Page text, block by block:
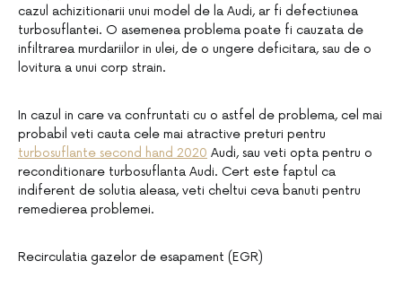
cazul achizitionarii unui model de la Audi, ar fi defectiunea
turbosuflantei. O asemenea problema poate fi cauzata de
infiltrarea murdariilor in ulei, de o ungere deficitara, sau de o
lovitura a unui corp strain.
In cazul in care va confruntati cu o astfel de problema, cel mai
probabil veti cauta cele mai atractive preturi pentru
turbosuflante second hand 2020 Audi, sau veti opta pentru o
reconditionare turbosuflanta Audi. Cert este faptul ca
indiferent de solutia aleasa, veti cheltui ceva banuti pentru
remedierea problemei.
Recirculatia gazelor de esapament (EGR)